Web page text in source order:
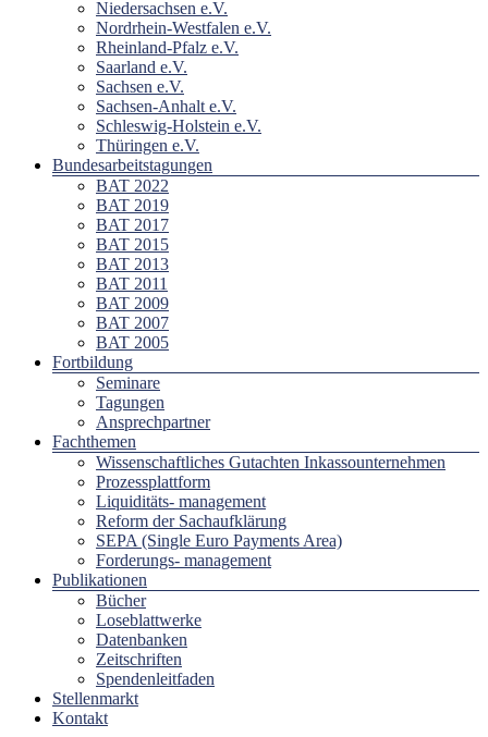
Niedersachsen e.V.
Nordrhein-Westfalen e.V.
Rheinland-Pfalz e.V.
Saarland e.V.
Sachsen e.V.
Sachsen-Anhalt e.V.
Schleswig-Holstein e.V.
Thüringen e.V.
Bundesarbeitstagungen
BAT 2022
BAT 2019
BAT 2017
BAT 2015
BAT 2013
BAT 2011
BAT 2009
BAT 2007
BAT 2005
Fortbildung
Seminare
Tagungen
Ansprechpartner
Fachthemen
Wissenschaftliches Gutachten Inkassounternehmen
Prozessplattform
Liquiditäts- management
Reform der Sachaufklärung
SEPA (Single Euro Payments Area)
Forderungs- management
Publikationen
Bücher
Loseblattwerke
Datenbanken
Zeitschriften
Spendenleitfaden
Stellenmarkt
Kontakt